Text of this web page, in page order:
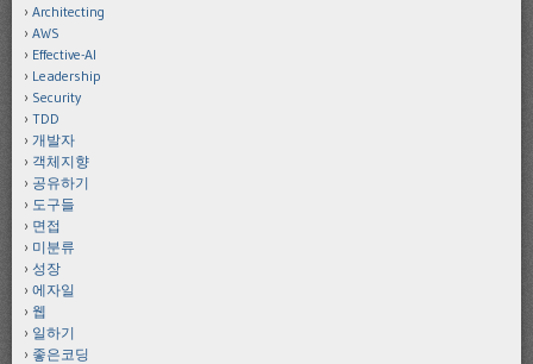
Architecting
AWS
Effective-AI
Leadership
Security
TDD
개발자
객체지향
공유하기
도구들
면접
미분류
성장
에자일
웹
일하기
좋은코딩